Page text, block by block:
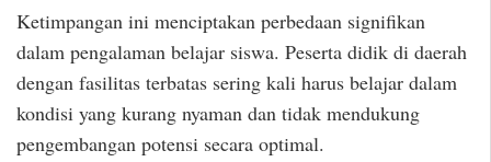
Ketimpangan ini menciptakan perbedaan signifikan
dalam pengalaman belajar siswa. Peserta didik di daerah
dengan fasilitas terbatas sering kali harus belajar dalam
kondisi yang kurang nyaman dan tidak mendukung
pengembangan potensi secara optimal.